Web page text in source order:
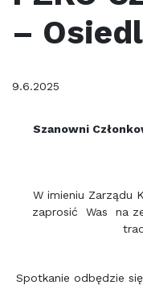
–
9.6.2025
Szanowni
W imieniu Zarządu
zaprosić Was na
Spotkanie odbędzie